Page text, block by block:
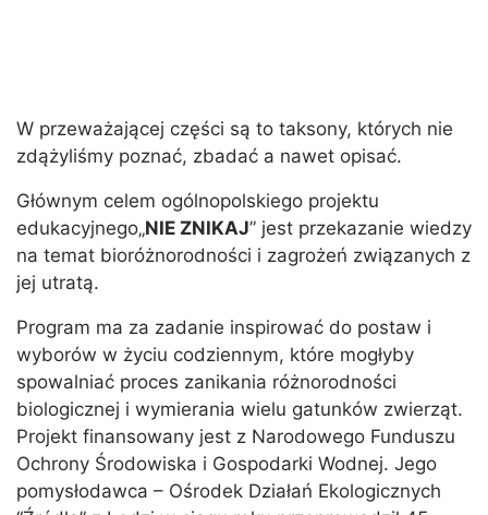
W przeważającej części są to taksony, których nie
zdążyliśmy poznać, zbadać a nawet opisać.
Głównym celem ogólnopolskiego projektu
edukacyjnego„NIE ZNIKAJ” jest przekazanie wiedzy
na temat bioróżnorodności i zagrożeń związanych z
jej utratą.
Program ma za zadanie inspirować do postaw i
wyborów w życiu codziennym, które mogłyby
spowalniać proces zanikania różnorodności
biologicznej i wymierania wielu gatunków zwierząt.
Projekt finansowany jest z Narodowego Funduszu
Ochrony Środowiska i Gospodarki Wodnej. Jego
pomysłodawca – Ośrodek Działań Ekologicznych